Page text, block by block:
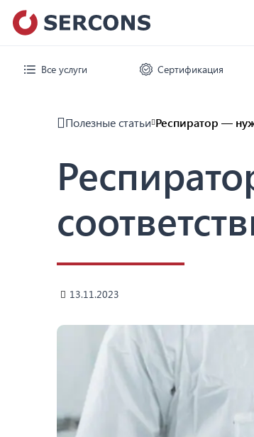
Все услуги Сертификация
Полезные статьи Респиратор —
13.11.2023